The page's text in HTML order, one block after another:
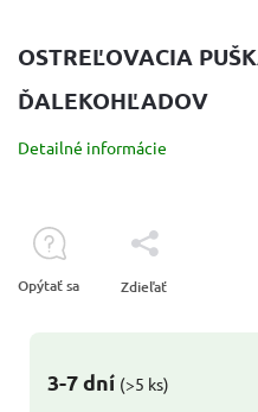
3-7 dní (>5 ks)
OSTREĽOVACIA
ĎALEKOHĽADOV
Detailné informácie
Opýtať sa Zdieľať